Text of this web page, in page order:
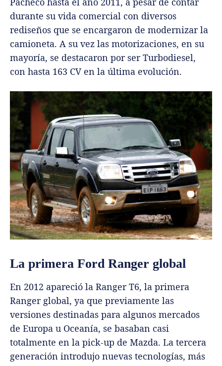
durante su vida comercial con diversos
rediseños que se encargaron de modernizar la
camioneta. A su vez las motorizaciones, en su
mayoría, se destacaron por ser Turbodiesel,
con hasta 163 CV en la última evolución.
La primera Ford Ranger global
En 2012 apareció la Ranger T6, la primera
Ranger global, ya que previamente las
versiones destinadas para algunos mercados
de Europa u Oceanía, se basaban casi
totalmente en la pick-up de Mazda. La tercera
generación introdujo nuevas tecnologías, más